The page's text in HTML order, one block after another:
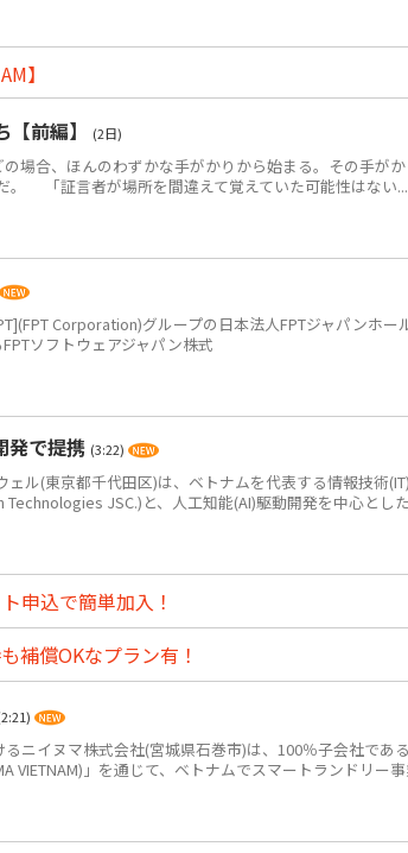
】
前編】
(2日)
場合、ほんのわずかな手がかりから始まる。その手がか
。 「証言者が場所を間違えて覚えていた可能性はない...
Corporation)グループの日本法人FPTジャパンホー
ソフトウェアジャパン株式
発で提携 (3:22)
ル(東京都千代田区)は、ベトナムを代表する情報技術(IT)
JSC.)と、人工知能(AI)駆動開発を中心とし
申込で簡単加入！
補償OKなプラン有！
ニイヌマ株式会社(宮城県石巻市)は、100％子会社である
VIETNAM)」を通じて、ベトナムでスマートランドリー